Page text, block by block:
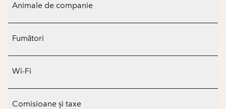
Animale de companie
Fumători
Wi-Fi
Comisioane și taxe